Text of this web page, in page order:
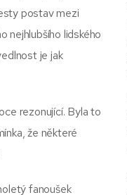
postav mezi
nejhlubšího lidského
je jak
rezonující. Byla to
že některé
fanoušek